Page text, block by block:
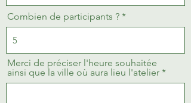
i
e
Combien de participants ?
Merci de préciser l'heure souhaitée
ainsi que la ville où aura lieu l'atelier